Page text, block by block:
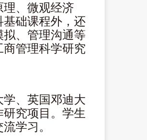
理、微观经济
础课程外，还
、管理沟通等
管理科学研究
、英国邓迪大
究项目。学生
学习。